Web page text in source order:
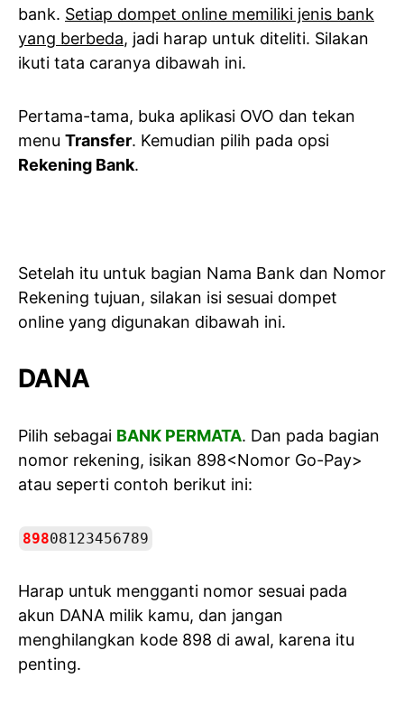
bank. Setiap dompet online memiliki jenis bank
yang berbeda, jadi harap untuk diteliti. Silakan
ikuti tata caranya dibawah ini.
Pertama-tama, buka aplikasi OVO dan tekan
menu Transfer. Kemudian pilih pada opsi
Rekening Bank.
Setelah itu untuk bagian Nama Bank dan Nomor
Rekening tujuan, silakan isi sesuai dompet
online yang digunakan dibawah ini.
DANA
Pilih sebagai BANK PERMATA. Dan pada bagian
nomor rekening, isikan 898<Nomor Go-Pay>
atau seperti contoh berikut ini:
89808123456789
Harap untuk mengganti nomor sesuai pada
akun DANA milik kamu, dan jangan
menghilangkan kode 898 di awal, karena itu
penting.